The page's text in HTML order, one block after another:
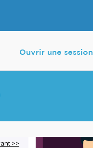
Ouvrir une session
>>